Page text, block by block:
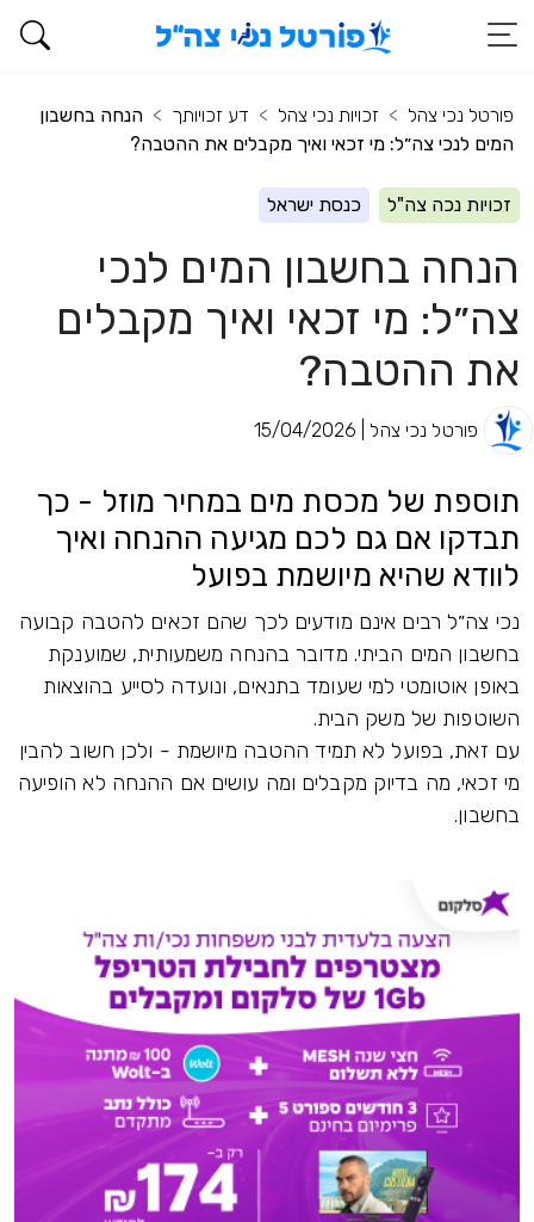
פורטל נכי צהל זכויות נכי צהל דע זכויותך
הנחה בחשבון
המים לנכי צה״ל: מי זכאי ואיך מקבלים את ההטבה?
זכויות נכה צה"ל כנסת ישראל
הנחה בחשבון המים לנכי
צה״ל: מי זכאי ואיך מקבלים
את ההטבה?
פורטל נכי צהל | 15/04/2026
תוספת של מכסת מים במחיר מוזל - כך
תבדקו אם גם לכם מגיעה ההנחה ואיך
לוודא שהיא מיושמת בפועל
נכי צה״ל רבים אינם מודעים לכך שהם זכאים להטבה קבועה
בחשבון המים הביתי. מדובר בהנחה משמעותית, שמוענקת
באופן אוטומטי למי שעומד בתנאים, ונועדה לסייע בהוצאות
השוטפות של משק הבית.
עם זאת, בפועל לא תמיד ההטבה מיושמת - ולכן חשוב להבין
מי זכאי, מה בדיוק מקבלים ומה עושים אם ההנחה לא הופיעה
בחשבון.